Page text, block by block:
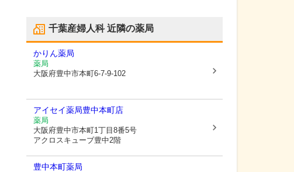
千葉産婦人科近隣の薬局
かりん薬局
薬局
大阪府豊中市本町6-7-9-102
アイセイ薬局豊中本町店
薬局
大阪府豊中市本町1丁目8番5号
アクロスキューブ豊中2階
豊中本町薬局